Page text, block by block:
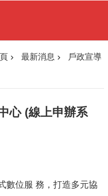
最新消息 戶政宣導
心 (線上申辦系
數位服 務，打造多元協